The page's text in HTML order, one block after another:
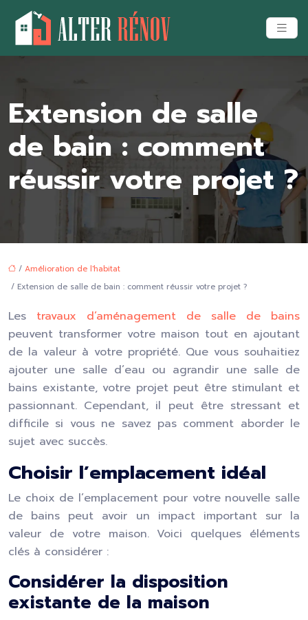
Extension de salle
de bain : comment
réussir votre projet ?
/ Amélioration de l'habitat
/ Extension de salle de bain : comment réussir votre projet ?
Les travaux d’aménagement de salle de bains
peuvent transformer votre maison tout en ajoutant
de la valeur à votre propriété. Que vous souhaitiez
ajouter une salle d’eau ou agrandir une salle de
bains existante, votre projet peut être stimulant et
passionnant. Cependant, il peut être stressant et
difficile si vous ne savez pas comment aborder le
sujet avec succès.
Choisir l’emplacement idéal
Le choix de l’emplacement pour votre nouvelle salle
de bains peut avoir un impact important sur la
valeur de votre maison. Voici quelques éléments
clés à considérer :
Considérer la disposition
existante de la maison